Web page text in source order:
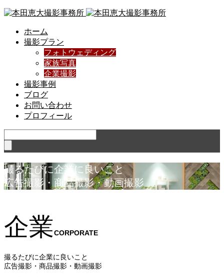
ホーム
撮影プラン
フォトウェディング
家族写真
企業撮影
撮影事例
ブログ
お問い合わせ
プロフィール
撮るたびに企業に 良いこと
広告撮影・ 商 品撮影・動画撮影
企業CORPORATE
撮るたびに企業に良いこと
広告撮影・商品撮影・動画撮影